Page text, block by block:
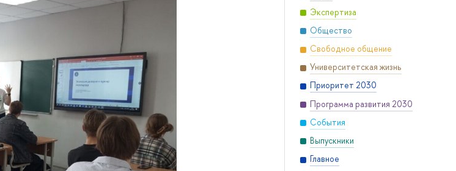
Экспертиза
Общество
Свободное общение
Университетская жизнь
Приоритет 2030
Программа развития 2030
События
Выпускники
Главное